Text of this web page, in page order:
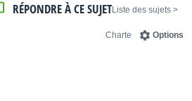
< Liste des sujets
RÉPONDRE À CE SUJET
Options
Charte